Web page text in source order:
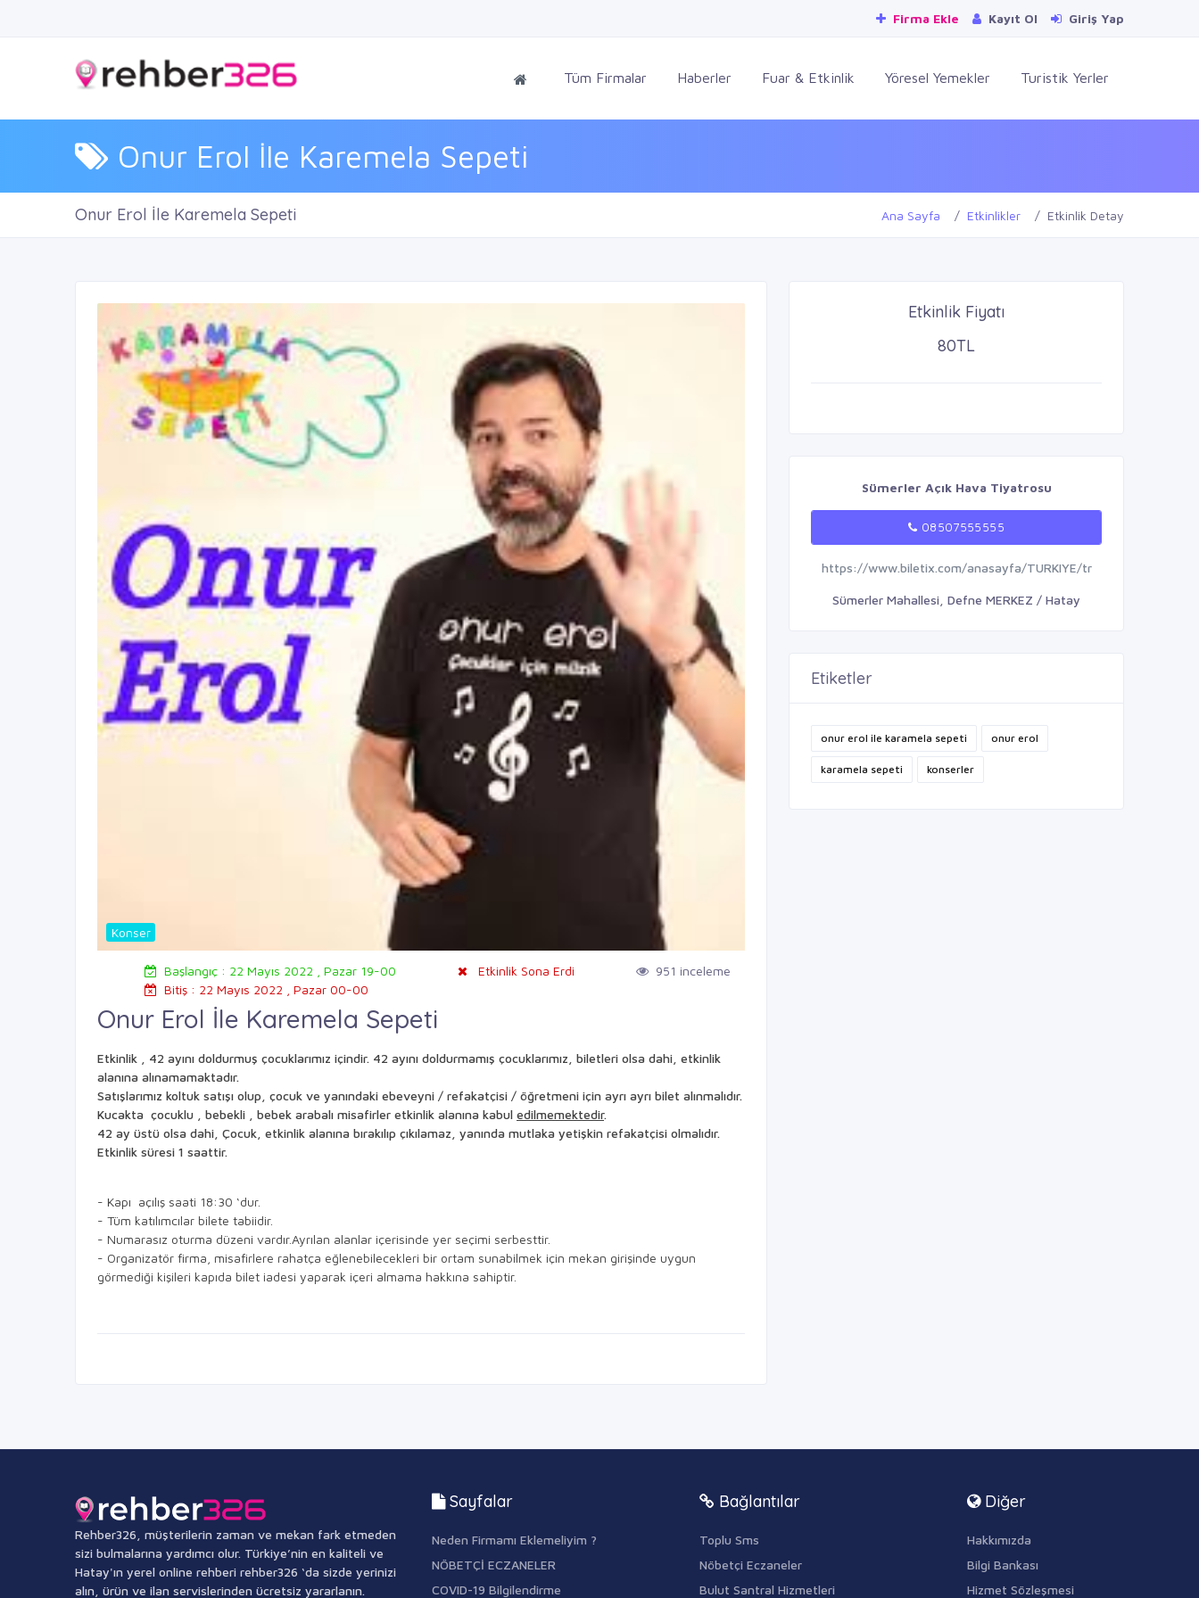
Firma Ekle Kayıt Ol Giriş Yap
Tüm Firmalar Haberler Fuar & Etkinlik Yöresel Yemekler Turistik Yerler
Onur Erol İle Karemela Sepeti
Onur Erol İle Karemela Sepeti Ana Sayfa Etkinlikler Etkinlik Detay
Konser
Başlangıç : 22 Mayıs 2022 , Pazar 19-00
Bitiş : 22 Mayıs 2022 , Pazar 00-00
Etkinlik Sona Erdi 951 inceleme
Onur Erol İle Karemela Sepeti
Etkinlik , 42 ayını doldurmuş çocuklarımız içindir. 42 ayını doldurmamış çocuklarımız, biletleri olsa dahi, etkinlik
alanına alınamamaktadır.
Satışlarımız koltuk satışı olup, çocuk ve yanındaki ebeveyni / refakatçisi / öğretmeni için ayrı ayrı bilet alınmalıdır.
Kucakta çocuklu , bebekli , bebek arabalı misafirler etkinlik alanına kabul edilmemektedir.
42 ay üstü olsa dahi, Çocuk, etkinlik alanına bırakılıp çıkılamaz, yanında mutlaka yetişkin refakatçisi olmalıdır.
Etkinlik süresi 1 saattir.
- Kapı açılış saati 18:30 ‘dur.
- Tüm katılımcılar bilete tabiidir.
- Numarasız oturma düzeni vardır.Ayrılan alanlar içerisinde yer seçimi serbesttir.
- Organizatör firma, misafirlere rahatça eğlenebilecekleri bir ortam sunabilmek için mekan girişinde uygun
görmediği kişileri kapıda bilet iadesi yaparak içeri almama hakkına sahiptir.
Etkinlik Fiyatı
80TL
Sümerler Açık Hava Tiyatrosu
08507555555
https://www.biletix.com/anasayfa/TURKIYE/tr
Sümerler Mahallesi, Defne MERKEZ / Hatay
Etiketler
onur erol ile karamela sepeti onur erol
karamela sepeti konserler
Rehber326, müşterilerin zaman ve mekan fark etmeden
sizi bulmalarına yardımcı olur. Türkiye’nin en kaliteli ve
Hatay'ın yerel online rehberi rehber326 ‘da sizde yerinizi
alın, ürün ve ilan servislerinden ücretsiz yararlanın.
Sayfalar
Neden Firmamı Eklemeliyim ?
NÖBETÇİ ECZANELER
COVID-19 Bilgilendirme
Bağlantılar
Toplu Sms
Nöbetçi Eczaneler
Bulut Santral Hizmetleri
Diğer
Hakkımızda
Bilgi Bankası
Hizmet Sözleşmesi